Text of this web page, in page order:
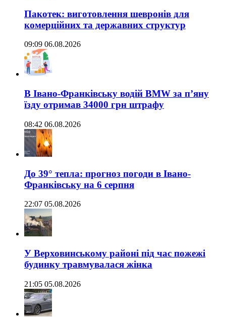
Пакотек: виготовлення шевронів для
комерційних та державних структур
09:09 06.08.2026
В Івано-Франківську водій BMW за п’яну
їзду отримав 34000 грн штрафу
08:42 06.08.2026
До 39° тепла: прогноз погоди в Івано-
Франківську на 6 серпня
22:07 05.08.2026
У Верховинському районі під час пожежі
будинку травмувалася жінка
21:05 05.08.2026